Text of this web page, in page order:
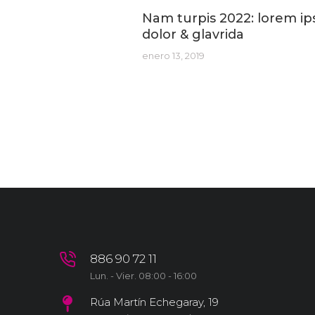
Nam turpis 2022: lorem
dolor & glavrida
enero 13, 2019
886 90 72 11
Lun. - Vier. 08:00 - 16:00
Rúa Martín Echegaray, 19